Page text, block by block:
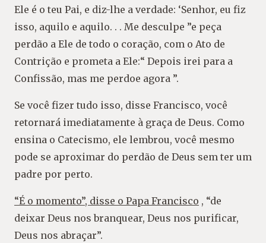
Ele é o teu Pai, e diz-lhe a verdade: ‘Senhor, eu fiz
isso, aquilo e aquilo. . . Me desculpe ”e peça
perdão a Ele de todo o coração, com o Ato de
Contrição e prometa a Ele:“ Depois irei para a
Confissão, mas me perdoe agora ”.
Se você fizer tudo isso, disse Francisco, você
retornará imediatamente à graça de Deus. Como
ensina o Catecismo, ele lembrou, você mesmo
pode se aproximar do perdão de Deus sem ter um
padre por perto.
“É o momento”, disse o Papa Francisco , “de
deixar Deus nos branquear, Deus nos purificar,
Deus nos abraçar”.